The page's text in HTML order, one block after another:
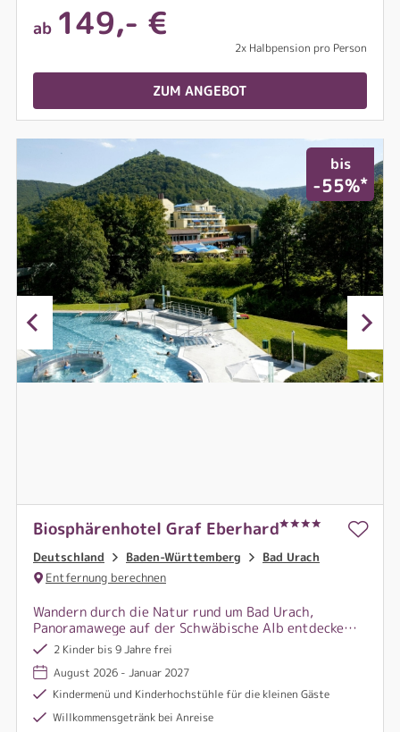
ab 149,- €
2x Halbpension pro Person
ZUM ANGEBOT
bis
-55%*
Biosphärenhotel Graf Eberhard
Deutschland Baden-Württemberg
Bad Urach
Entfernung berechnen
Wandern durch die Natur rund um Bad Urach,
Panoramawege auf der Schwäbische Alb entdecken –
und anschließend eintauchen in die wohltuende
Wärme der AlbThermen Bad Urach.
2 Kinder bis 9 Jahre frei
August 2026 - Januar 2027
Kindermenü und Kinderhochstühle für die kleinen Gäste
Willkommensgetränk bei Anreise